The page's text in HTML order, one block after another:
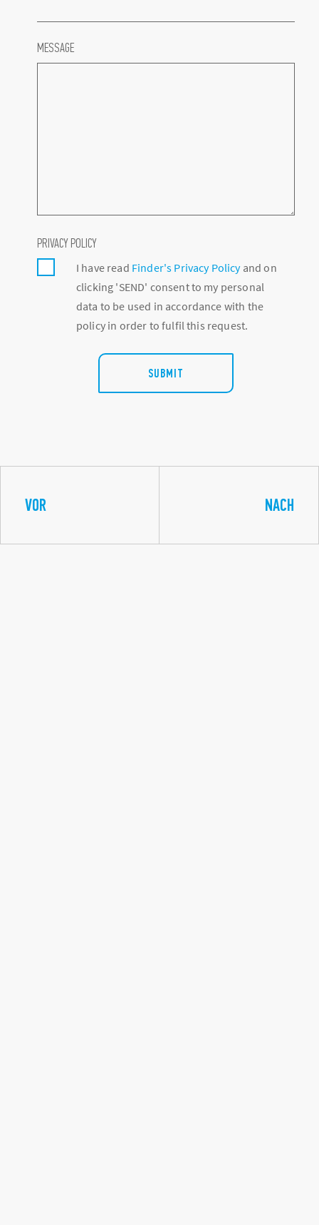
MESSAGE
PRIVACY POLICY
I have read Finder's Privacy Policyand on
clicking 'SEND' consent to my personal
data to be used in accordance with the
policy in order to fulfil this request.
SUBMIT
VOR NACH